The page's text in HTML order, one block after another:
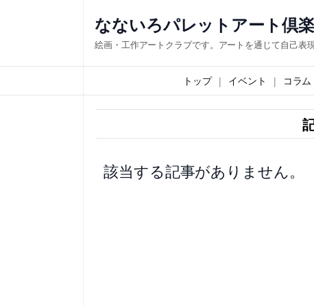
ス
キ
なないろパレットアート倶
絵画・工作アートクラブです。アートを通じて自己表
トップ イベント コラム
該当する記事がありません。